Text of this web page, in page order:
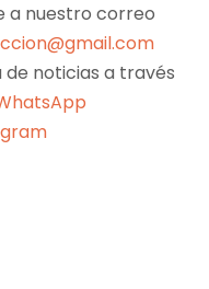
a nuestro correo
de noticias a través